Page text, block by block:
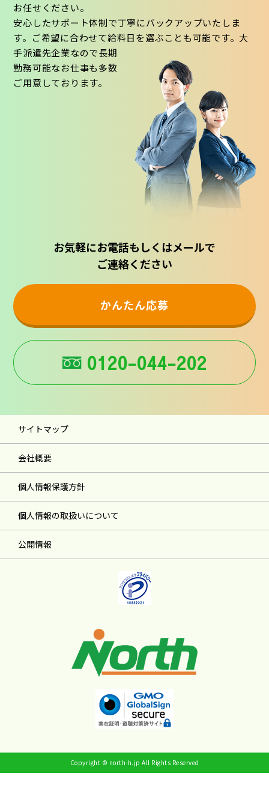
お任せください。
安心したサポート体制で丁寧にバックアップいたしま
す。ご希望に合わせて給料日を選ぶことも可能です。大
手派遣先企業なので長期
勤務可能なお仕事も多数
ご用意しております。
お気軽にお電話もしくはメールで
ご連絡ください
かんたん応募
0120-044-202
サイトマップ
会社概要
個人情報保護方針
個人情報の取扱いについて
公開情報
Copyright © north-h.jp All Rights Reserved